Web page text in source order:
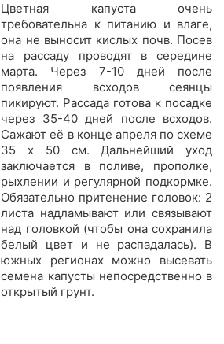
Цветная капуста очень
требовательна к питанию и влаге,
она не выносит кислых почв. Посев
на рассаду проводят в середине
марта. Через 7-10 дней после
появления всходов сеянцы
пикируют. Рассада готова к посадке
через 35-40 дней после всходов.
Сажают её в конце апреля по схеме
35 х 50 см. Дальнейший уход
заключается в поливе, прополке,
рыхлении и регулярной подкормке.
Обязательно притенение головок: 2
листа надламывают или связывают
над головкой (чтобы она сохранила
белый цвет и не распадалась). В
южных регионах можно высевать
семена капусты непосредственно в
открытый грунт.